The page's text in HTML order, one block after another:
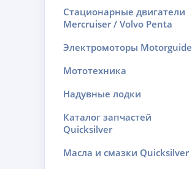
Стационарные двигатели
Mercruiser / Volvo Penta
Электромоторы Motorguide
Мототехника
Надувные лодки
Каталог запчастей
Quicksilver
Масла и смазки Quicksilver